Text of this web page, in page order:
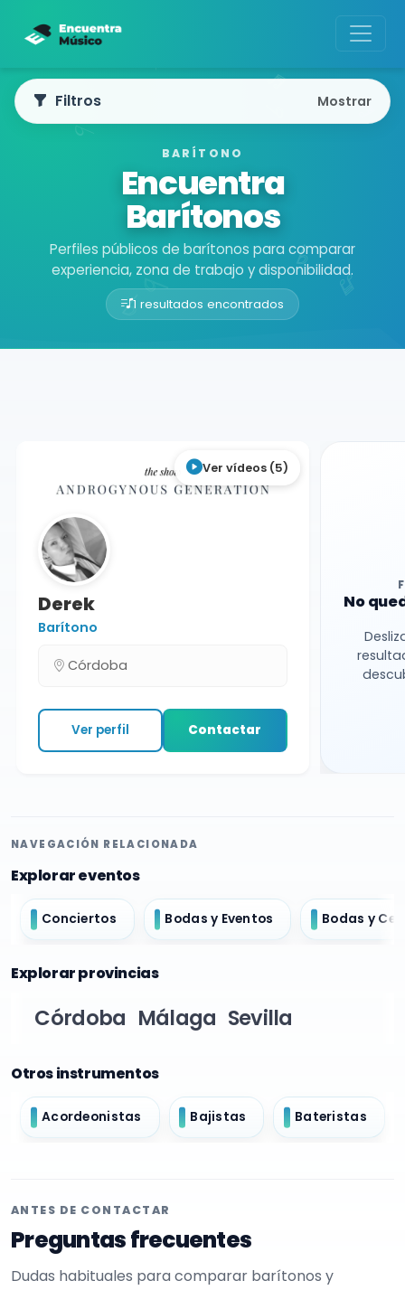
BARÍTONO
Encuentra
Barítonos
Perfiles públicos de barítonos para comparar
experiencia, zona de trabajo y disponibilidad.
1 resultados encontrados
Buscador de músicos
Filtros Mostrar
Ver vídeos (5)
Derek
Barítono
Córdoba
Ver perfil Contactar
No
NAVEGACIÓN RELACIONADA
Explorar eventos
Conciertos Bodas y Eventos Bodas y
Explorar provincias
Córdoba Málaga Sevilla
Otros instrumentos
Acordeonistas Bajistas Bateristas
ANTES DE CONTACTAR
Preguntas frecuentes
Dudas habituales para comparar barítonos y